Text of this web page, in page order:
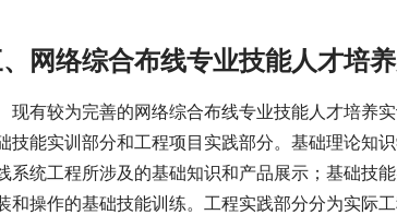
网络综合布线专业技能人才培
现有较为完善的网络综合布线专业技能人才培养
技能实训部分和工程项目实践部分。基础理论知
系统工程所涉及的基础知识和产品展示；基础技
和操作的基础技能训练。工程实践部分分为实际